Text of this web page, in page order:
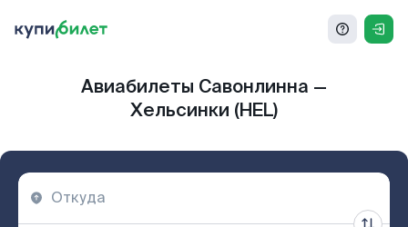
Авиабилеты Савонлинна —
Хельсинки (HEL)